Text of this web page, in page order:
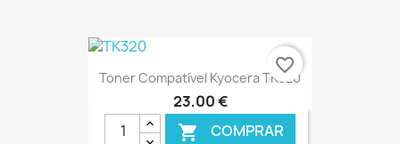
€ ONLINE
Toner Compatível Kyocera TK320
23,00 €
 COMPRAR
favorite_border